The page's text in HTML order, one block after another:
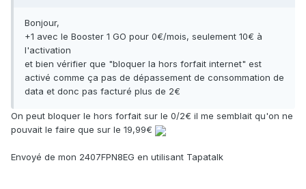
Bonjour,
+1 avec le Booster 1 GO pour 0€/mois, seulement 10€ à
l'activation
et bien vérifier que "bloquer la hors forfait internet" est
activé comme ça pas de dépassement de consommation de
data et donc pas facturé plus de 2€
On peut bloquer le hors forfait sur le 0/2€ il me semblait qu'on ne
pouvait le faire que sur le 19,99€
Envoyé de mon 2407FPN8EG en utilisant Tapatalk